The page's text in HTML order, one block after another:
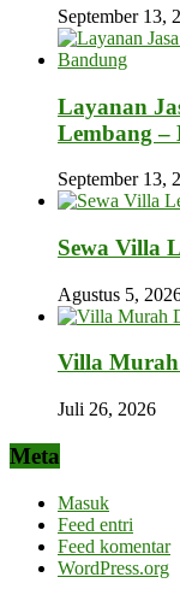
September 13,
Layanan
Lembang –
September 13,
Sewa Villa
Agustus 5,
Villa
Juli 26, 2026
Meta
Masuk
Feed entri
Feed komentar
WordPress.org